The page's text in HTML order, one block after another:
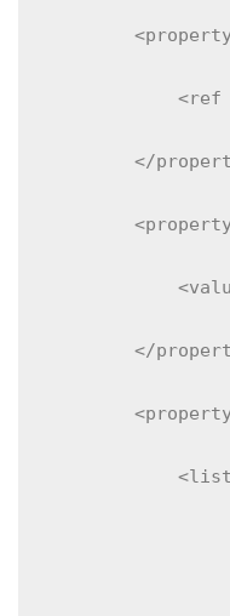
<ref
</
</